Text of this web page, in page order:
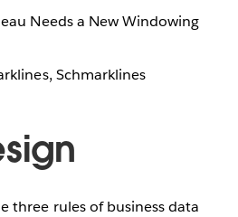
Needs a New Windowing
Schmarklines
three rules of business data